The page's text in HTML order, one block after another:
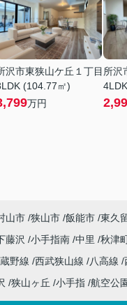
沢市東狭山ケ丘１丁目
(104.77㎡)
万円
所沢
山市 狭山市 飯能市 東久
藤沢 小手指南 中里 秋津
野線 西武狭山線 八高線
狭山ヶ丘 小手指 航空公